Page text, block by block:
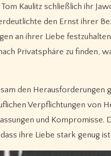
Kaulitz schließlich ihr
den Ernst ihrer
an ihrer Liebe
Privatsphäre zu finden,
den
Verpflichtungen von
und Kompromisse.
ihre Liebe stark genug